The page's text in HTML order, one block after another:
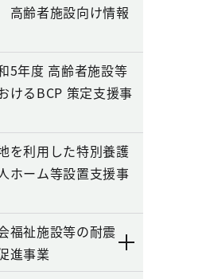
齢者施設向け情報
5年度 高齢者施設等
けるBCP 策定支援事
を利用した特別養護
ホーム等設置支援事
福祉施設等の耐震
進事業